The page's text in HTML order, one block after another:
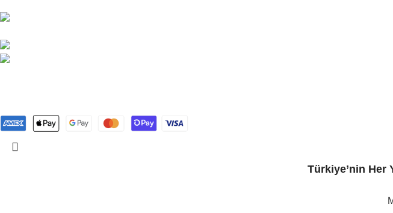
Türkiye’nin Her